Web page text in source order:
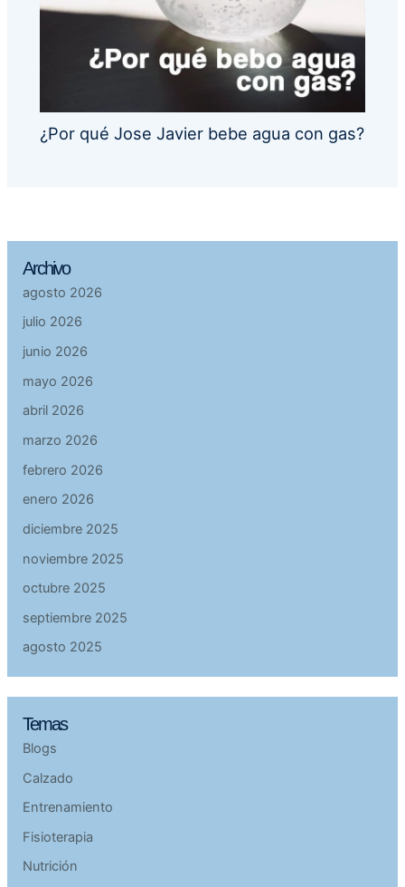
¿Por qué Jose Javier bebe agua con gas?
Archivo
agosto 2026
julio 2026
junio 2026
mayo 2026
abril 2026
marzo 2026
febrero 2026
enero 2026
diciembre 2025
noviembre 2025
octubre 2025
septiembre 2025
agosto 2025
Temas
Blogs
Calzado
Entrenamiento
Fisioterapia
Nutrición